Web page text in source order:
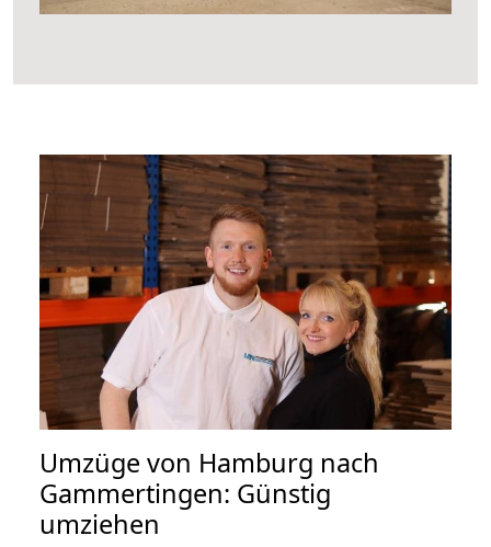
Umzüge von Hamburg nach
Gammertingen: Günstig
umziehen